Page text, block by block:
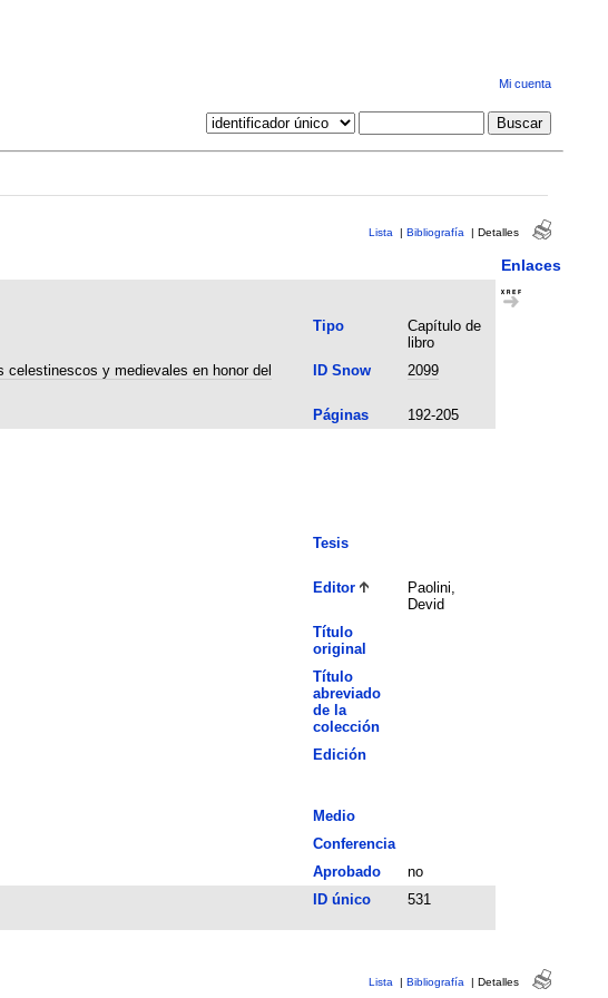
Mi cuenta
Lista | Bibliografía | Detalles
Enlaces
Tipo
Capítulo de
libro
y medievales en honor del
ID Snow 2099
Páginas
192-205
Tesis
Editor
Paolini,
Devid
Título
original
Título
abreviado
de la
colección
Edición
Medio
Conferencia
Aprobado
no
ID único 531
Lista | Bibliografía | Detalles